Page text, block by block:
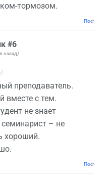
тормозом.
#6
назад)
преподаватель.
вместе с тем.
не знает
– не
хороший.